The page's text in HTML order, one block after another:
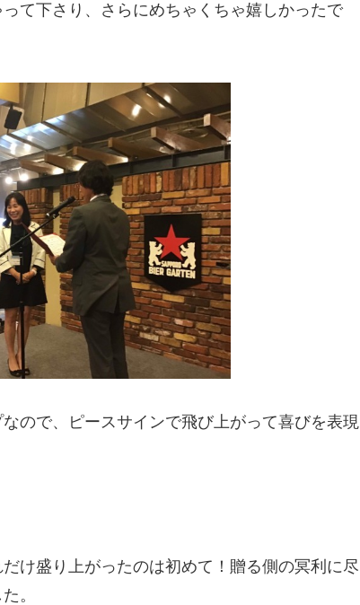
て下さり、さらにめちゃくちゃ嬉しかったで
ので、ピースサインで飛び上がって喜びを表現
け盛り上がったのは初めて！贈る側の冥利に尽
。